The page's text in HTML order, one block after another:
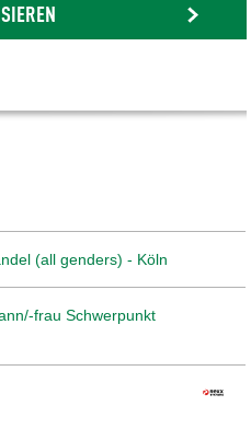
(all genders) - Köln
frau Schwerpunkt